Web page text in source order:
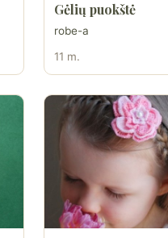
Gėlių puokštė
robe-a
11 m.